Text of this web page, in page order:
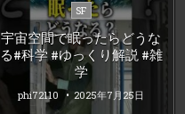
Posted
in
SF
宇宙空間で眠ったらどうな
る#科学 #ゆっくり解説 #雑
学
phi72110 2025年7月25日